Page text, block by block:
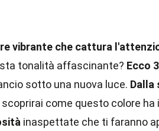
vibrante che cattura
tonalità affascinante? Ecco
sotto una nuova luce. Dalla
come questo colore
inaspettate che ti faranno